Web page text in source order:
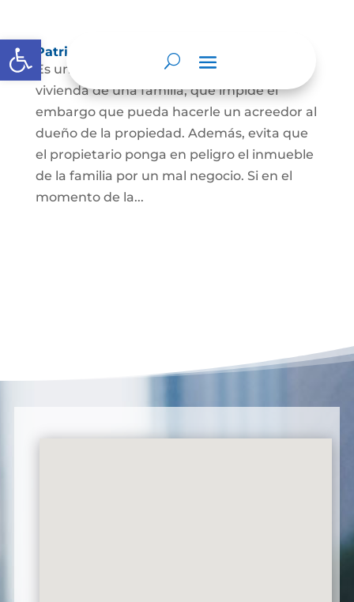
Abrir barra de herramientas
Patrimonio de familia inembargable
Es una clase especial de protección de la
vivienda de una familia, que impide el
embargo que pueda hacerle un acreedor al
dueño de la propiedad. Además, evita que
el propietario ponga en peligro el inmueble
de la familia por un mal negocio. Si en el
momento de la...